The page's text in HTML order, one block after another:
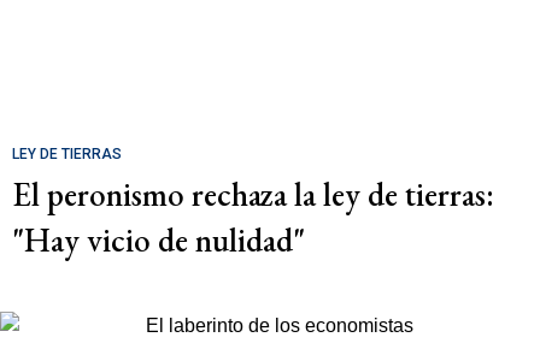
LEY DE TIERRAS
El peronismo rechaza la ley de tierras:
"Hay vicio de nulidad"